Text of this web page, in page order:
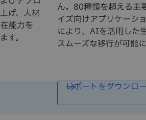
げ、人材
能力を
す。
ん。80種類を超える主
イズ向けアプリケーシ
により、AIを活用した
スムーズな移行が可能に
レポートをダウンロ